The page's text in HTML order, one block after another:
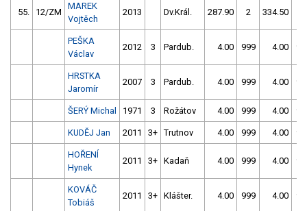
55. 12/ZM
MAREK
Vojtěch
2013 Dv.Král. 287.90 2 334.50
PEŠKA
Václav
2012 3 Pardub. 4.00 999 4.00
HRSTKA
Jaromír
2007 3 Pardub. 4.00 999 4.00
ŠERÝ Michal 1971 3 Rožátov 4.00 999 4.00
KUDĚJ Jan 2011 3+ Trutnov 4.00 999 4.00
HOŘENÍ
Hynek
2011 3+ Kadaň 4.00 999 4.00
KOVÁČ
Tobiáš
2011 3+ Klášter. 4.00 999 4.00